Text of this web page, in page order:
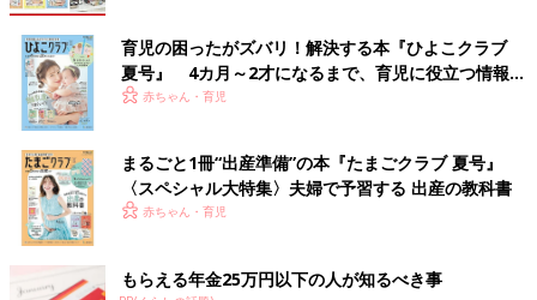
育児の困ったがズバリ！解決する本『ひよこクラブ
夏号』 4カ月～2才になるまで、育児に役立つ情報が
いっぱい！
赤ちゃん・育児
まるごと1冊“出産準備”の本『たまごクラブ 夏号』
〈スペシャル大特集〉夫婦で予習する 出産の教科書
赤ちゃん・育児
もらえる年金25万円以下の人が知るべき事